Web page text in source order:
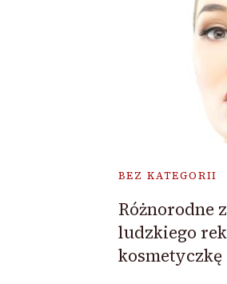
BEZ KATEGORII
Różnorodne
ludzkiego
kosmetyczkę